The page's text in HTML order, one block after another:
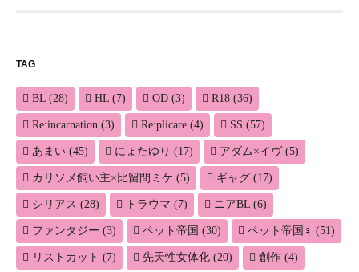
TAG
BL (28) HL (7) OD (3) R18 (36)
Re:incarnation (3) Re:plicare (4) SS (57)
あまい (45) にょたゆり (17) アダム×イヴ(5)
カリソメ飼い主×比留間ミケ (5) ギャグ (17)
シリアス (28) トラウマ (7) ニアBL (6)
ファンタジー (3) ペット帝国 (30) ペット帝国♀ (51)
リストカット (7) 先天性女体化 (20) 創作 (4)